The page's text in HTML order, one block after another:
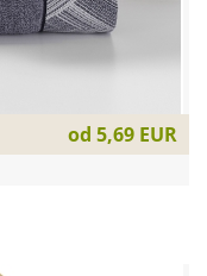
od 5,69 EUR